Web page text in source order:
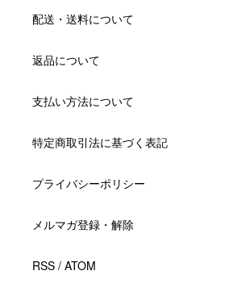
配送・送料について
返品について
支払い方法について
特定商取引法に基づく表記
プライバシーポリシー
メルマガ登録・解除
RSS / ATOM